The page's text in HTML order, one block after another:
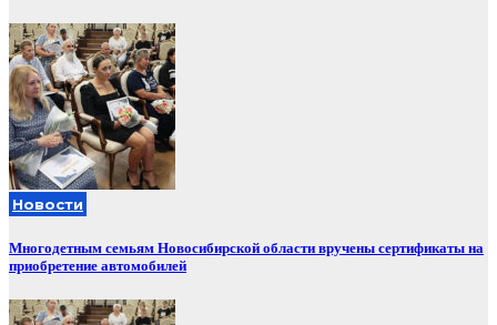
Новости
Многодетным семьям Новосибирской области вручены сертификаты на
приобретение автомобилей